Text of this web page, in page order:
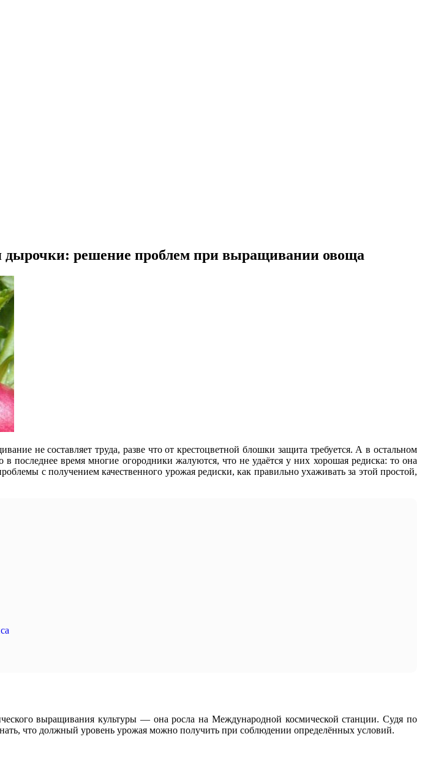
дырочки: решение проблем при выращивании овоща
не составляет труда, разве что от крестоцветной блошки защита требуется. А в остальном
время многие огородники жалуются, что не удаётся у них хорошая редиска: то она
с получением качественного урожая редиски, как правильно ухаживать за этой простой,
выращивания культуры — она росла на Международной космической станции. Судя по
что должный уровень урожая можно получить при соблюдении определённых условий.